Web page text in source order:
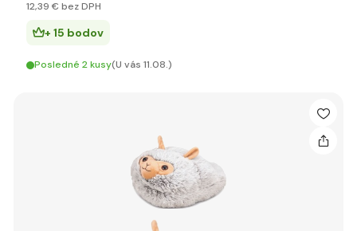
12,39 € bez DPH
+ 15 bodov
Posledné 2 kusy(U vás 11.08.)